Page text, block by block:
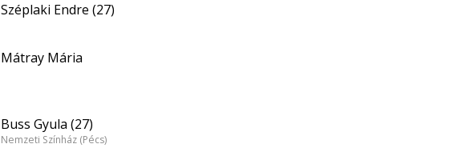
Széplaki Endre (27)
Mátray Mária
Buss Gyula (27)
Nemzeti Színház (Pécs)